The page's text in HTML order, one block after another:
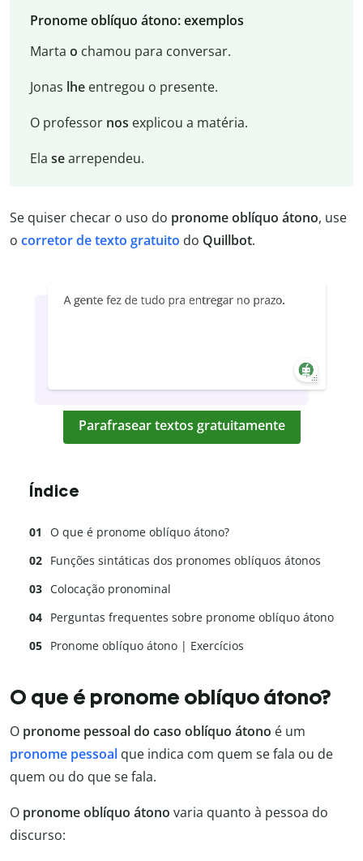
Pronome oblíquo átono: exemplos
Marta o chamou para conversar.
Jonas lheentregou o presente.
O professor nos explicou a matéria.
Ela searrependeu.
Se quiser checar o uso do pronome oblíquo átono, use
o corretor de texto gratuito do Quillbot.
Parafrasear textos gratuitamente
Índice
O que é pronome oblíquo átono?
Funções sintáticas dos pronomes oblíquos átonos
Colocação pronominal
Perguntas frequentes sobre pronome oblíquo átono
Pronome oblíquo átono | Exercícios
O que é pronome oblíquo átono?
O pronome pessoal do caso oblíquo átono é um
pronome pessoal que indica com quem se fala ou de
quem ou do que se fala.
O pronome oblíquo átono varia quanto à pessoa do
discurso: